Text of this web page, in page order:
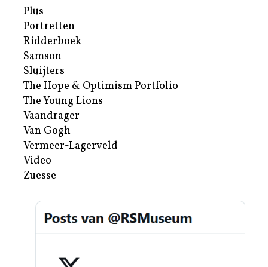
Plus
Portretten
Ridderboek
Samson
Sluijters
The Hope & Optimism Portfolio
The Young Lions
Vaandrager
Van Gogh
Vermeer-Lagerveld
Video
Zuesse